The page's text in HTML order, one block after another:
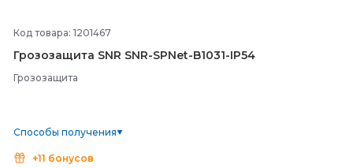
Код товара: 1201467
Грозозащита SNR SNR-SPNet-B1031-IP54
Грозозащита
Способы получения
+11 бонусов